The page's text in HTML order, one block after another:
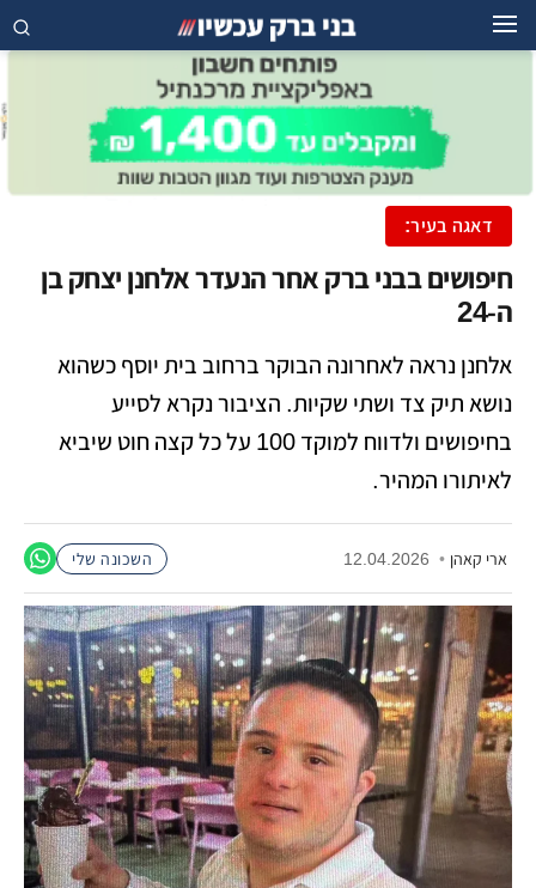
דאגה בעיר:
חיפושים בבני ברק אחר הנעדר אלחנן יצחק בן
ה-24
אלחנן נראה לאחרונה הבוקר ברחוב בית יוסף כשהוא
נושא תיק צד ושתי שקיות. הציבור נקרא לסייע
בחיפושים ולדווח למוקד 100 על כל קצה חוט שיביא
לאיתורו המהיר.
ארי קאהן •
12.04.2026 השכונה שלי